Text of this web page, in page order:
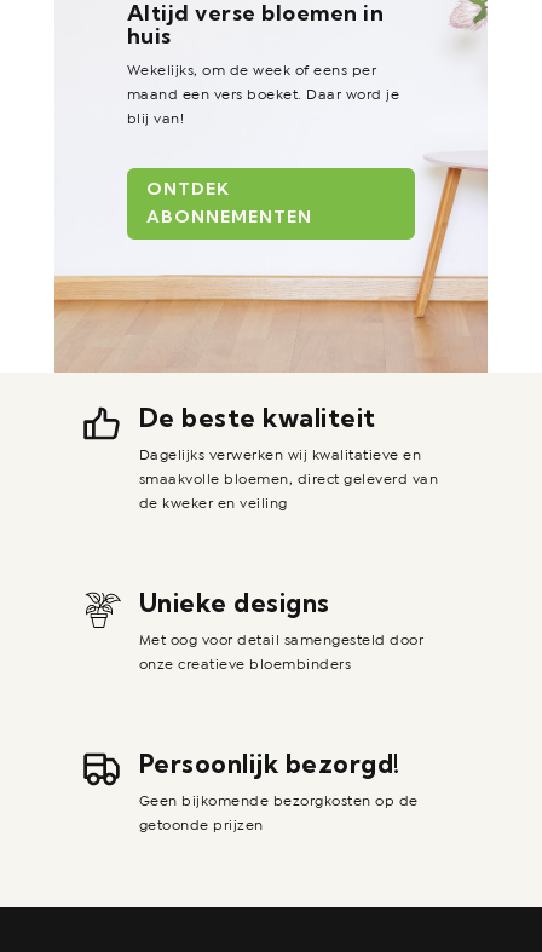
Altijd verse bloemen in
huis
Wekelijks, om de week of eens per
maand een vers boeket. Daar word je
blij van!
ONTDEK
ABONNEMENTEN
De beste kwaliteit
Dagelijks verwerken wij kwalitatieve en
smaakvolle bloemen, direct geleverd van
de kweker en veiling
Unieke designs
Met oog voor detail samengesteld door
onze creatieve bloembinders
Persoonlijk bezorgd!
Geen bijkomende bezorgkosten op de
getoonde prijzen